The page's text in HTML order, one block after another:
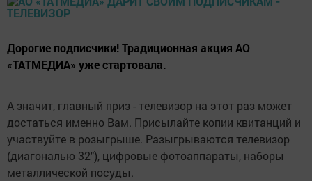
Дорогие подписчики! Традиционная акция АО
«ТАТМЕДИА» уже стартовала.
А значит, главный приз - телевизор на этот раз может
достаться именно Вам. Присылайте копии квитанций и
участвуйте в розыгрыше. Разыгрываются телевизор
(диагональю 32"), цифровые фотоаппараты, наборы
металлической посуды.